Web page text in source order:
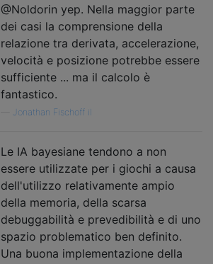
@Noldorin yep. Nella maggior parte
dei casi la comprensione della
relazione tra derivata, accelerazione,
velocità e posizione potrebbe essere
sufficiente ... ma il calcolo è
fantastico.
Jonathan Fischoff il
Le IA bayesiane tendono a non
essere utilizzate per i giochi a causa
dell'utilizzo relativamente ampio
della memoria, della scarsa
debuggabilità e prevedibilità e di uno
spazio problematico ben definito.
Una buona implementazione della